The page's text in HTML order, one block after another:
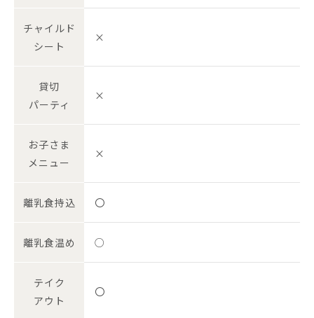
チャイルド
シート
×
貸切
パーティ
×
お子さま
メニュー
×
離乳食持込 〇
離乳食温め ○
テイク
アウト
〇